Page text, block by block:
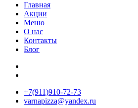
Главная
Акции
Меню
О нас
Контакты
Блог
+7(911)910-72-73
varnapizza@yandex.ru